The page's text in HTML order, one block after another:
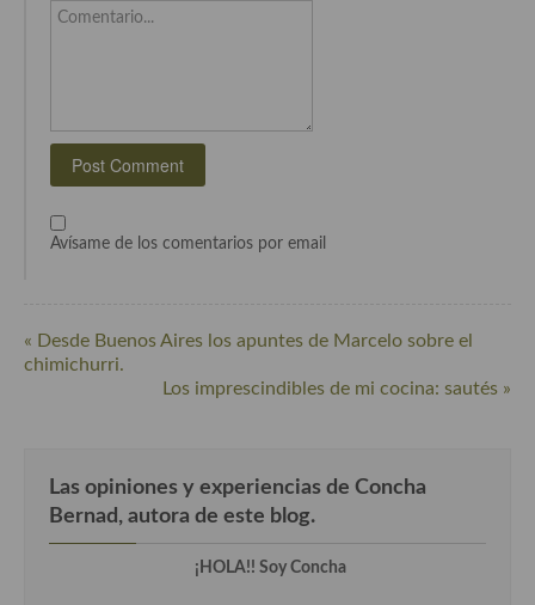
Cocina de Hawái
Cocina Sefardí
Cocina callejera
Cocina Andaluza
Comentario...
Avísame de los comentarios por email
« Desde Buenos Aires los apuntes de Marcelo sobre el
chimichurri.
Los imprescindibles de mi cocina: sautés »
Las opiniones y experiencias de Concha
Bernad, autora de este blog.
¡HOLA!! Soy Concha